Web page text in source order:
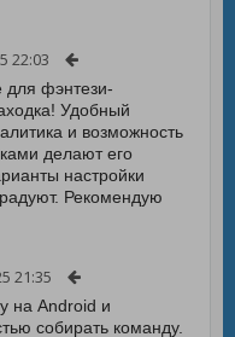
22:03
для фэнтези-
Удобный
и возможность
делают его
настройки
Рекомендую
21:35
на Android и
собирать команду.